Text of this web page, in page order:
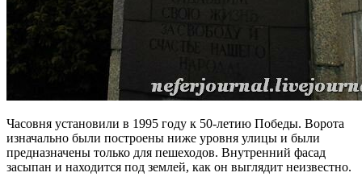
Часовня установили в 1995 году к 50-летию Победы. Ворота
изначально были построены ниже уровня улицы и были
предназначены только для пешеходов. Внутренний фасад
засыпан и находится под землей, как он выглядит неизвестно.